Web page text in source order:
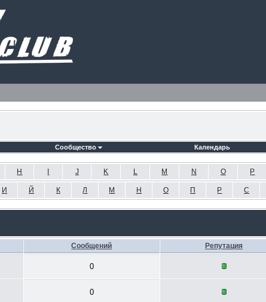
Сообщество Календарь
H J K L M N O P
И Й К Л М Н О П Р С
Сообщений Репутация
0
0